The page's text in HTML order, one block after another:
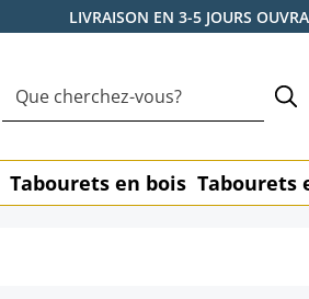
LIVRAISON EN 3-5 JOURS
Tabourets en bois Tabourets